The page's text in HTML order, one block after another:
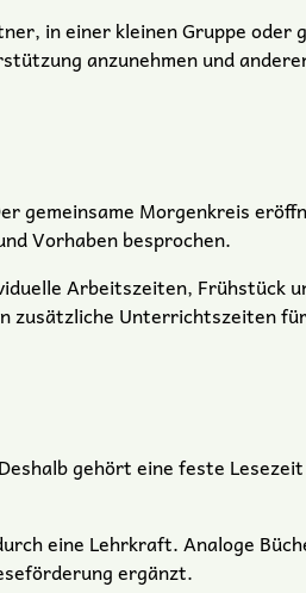
in einer kleinen Gruppe oder
anzunehmen und
gemeinsame Morgenkreis
Vorhaben besprochen.
Arbeitszeiten, Frühstück
zusätzliche Unterrichtszeiten
gehört eine feste
eine Lehrkraft. Analoge
ergänzt.